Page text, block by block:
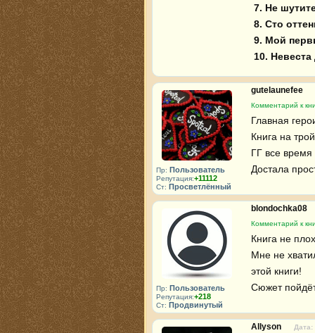
7. Не
8. Сто
9. Мой
10.
Пр: Пользователь
Репутация:+11112
Ст: Просветлённый
gutelaunefee
Комментарий к
Главная
Книга на
ГГ все
Достала
Пр: Пользователь
Репутация:+218
Ст: Продвинутый
blondochka08
Комментарий к
Книга не
Мне не
этой книги!
Сюжет
Allyson
Дата: